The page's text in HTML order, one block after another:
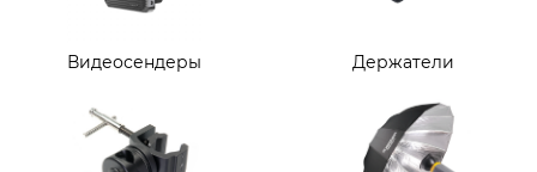
Видеосендеры Держатели